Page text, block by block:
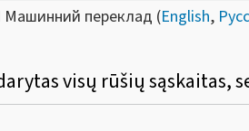
Машинний переклад (English,